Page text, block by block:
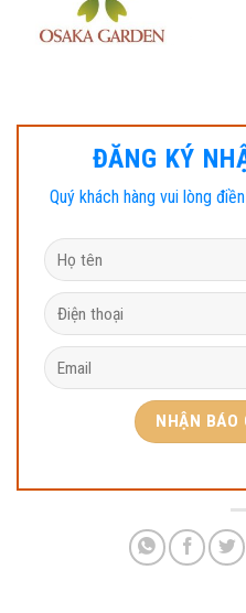
ĐĂNG KÝ
Quý khách hàng vui lòng